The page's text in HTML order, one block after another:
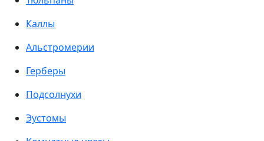
Каллы
Альстромерии
Герберы
Подсолнухи
Эустомы